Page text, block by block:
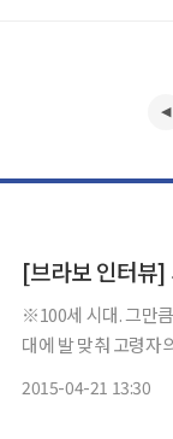
※100세 시대. 그만
대에 발 맞춰 고령자
2015-04-21 13:30